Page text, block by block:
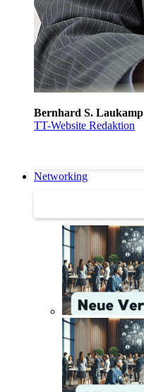
Bernhard S. Laukamp
TT-Website Redaktion
Networking